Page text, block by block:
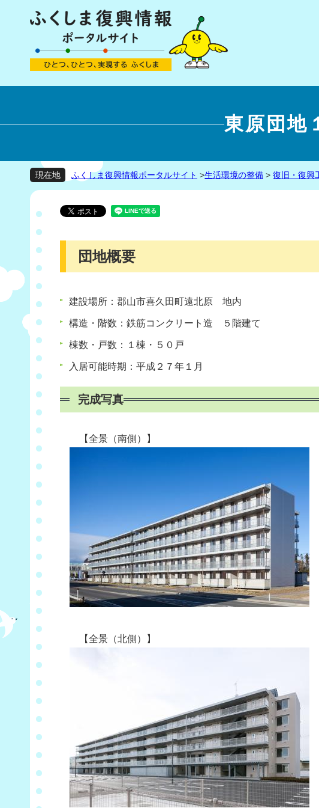
東原団地
現在地 ふくしま復興情報ポータルサイト >生活環境の整備 > 復旧・復興
団地概要
建設場所：郡山市喜久田町遠北原 地内
構造・階数：鉄筋コンクリート造 ５階建て
棟数・戸数：１棟・５０戸
入居可能時期：平成２７年１月
完成写真
【全景（南側）】
【全景（北側）】